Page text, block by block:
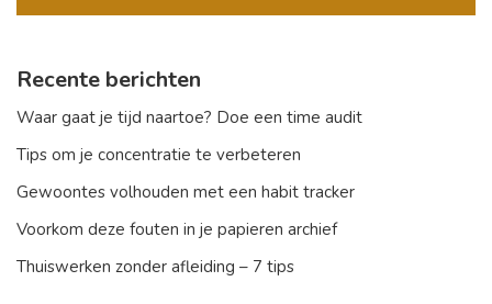
Recente berichten
Waar gaat je tijd naartoe? Doe een time audit
Tips om je concentratie te verbeteren
Gewoontes volhouden met een habit tracker
Voorkom deze fouten in je papieren archief
Thuiswerken zonder afleiding – 7 tips